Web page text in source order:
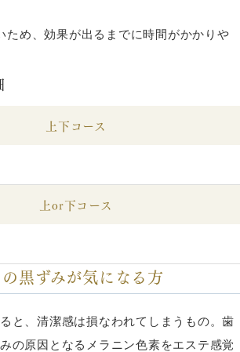
ため、効果が出るまでに時間がかかりや
上下コース
上or下コース
黒ずみが気になる方
と、清潔感は損なわれてしまうもの。歯
の原因となるメラニン色素をエステ感覚